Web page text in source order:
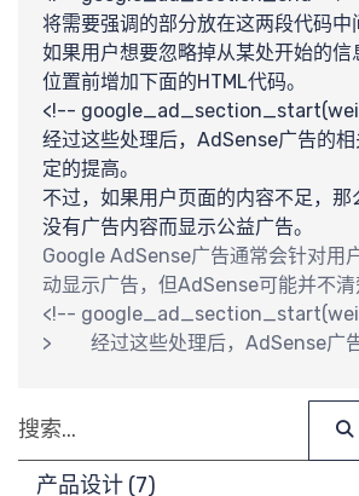
将需要强调的部分放在这两段代码中
如果用户想要忽略掉从某处开始的信
位置前增加下面的HTML代码。
<!--
经过这些处理后，AdSense广告的
定的提高。
不过，如果用户页面的内容不足，那
没有广告内容而显示公益广告。
Google AdSense广告通常会针对用
动显示广告，但AdSense可能并不清
些部门的内容更重要，如果用户通过
HTML代码的方式，突出或忽略网页
页的某些部分或忽略某些部分，以提
度。 比如，用户想要强调网页上某部
这部门的前后增加下面两段HTML代
google_ad_section_start -->
<!--
> 经过这些处理后，AdSense广
那么有可能会因为没有广告内容而显
搜索
产品设计 (7)